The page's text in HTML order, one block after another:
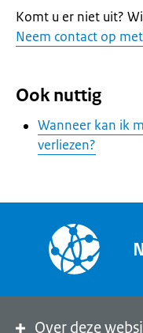
Komt u er niet uit?
Neem contact op
Ook nuttig
Wanneer kan ik
verliezen?
Over deze